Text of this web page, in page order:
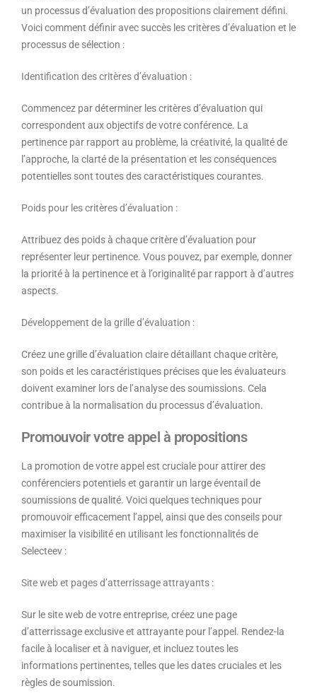
un processus d’évaluation des propositions clairement défini.
Voici comment définir avec succès les critères d’évaluation et le
processus de sélection :
Identification des critères d’évaluation :
Commencez par déterminer les critères d’évaluation qui
correspondent aux objectifs de votre conférence. La
pertinence par rapport au problème, la créativité, la qualité de
l’approche, la clarté de la présentation et les conséquences
potentielles sont toutes des caractéristiques courantes.
Poids pour les critères d’évaluation :
Attribuez des poids à chaque critère d’évaluation pour
représenter leur pertinence. Vous pouvez, par exemple, donner
la priorité à la pertinence et à l’originalité par rapport à d’autres
aspects.
Développement de la grille d’évaluation :
Créez une grille d’évaluation claire détaillant chaque critère,
son poids et les caractéristiques précises que les évaluateurs
doivent examiner lors de l’analyse des soumissions. Cela
contribue à la normalisation du processus d’évaluation.
Promouvoir votre appel à propositions
La promotion de votre appel est cruciale pour attirer des
conférenciers potentiels et garantir un large éventail de
soumissions de qualité. Voici quelques techniques pour
promouvoir efficacement l’appel, ainsi que des conseils pour
maximiser la visibilité en utilisant les fonctionnalités de
Selecteev :
Site web et pages d’atterrissage attrayants :
Sur le site web de votre entreprise, créez une page
d’atterrissage exclusive et attrayante pour l’appel. Rendez-la
facile à localiser et à naviguer, et incluez toutes les
informations pertinentes, telles que les dates cruciales et les
règles de soumission.